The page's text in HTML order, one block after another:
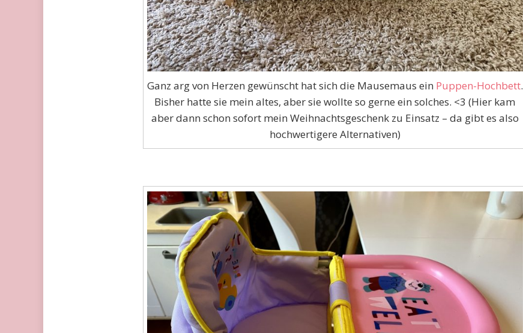
Ganz arg von Herzen gewünscht hat sich die Mausemaus ein Puppen-Hochbett.
Bisher hatte sie mein altes, aber sie wollte so gerne ein solches. <3 (Hier kam
aber dann schon sofort mein Weihnachtsgeschenk zu Einsatz – da gibt es also
hochwertigere Alternativen)